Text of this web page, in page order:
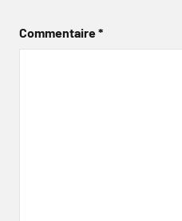
Commentaire*